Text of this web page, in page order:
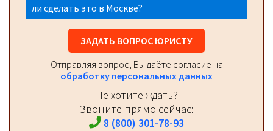
ли сделать это в Москве?
ЗАДАТЬ ВОПРОС ЮРИСТУ
Отправляя вопрос, Вы даёте согласие на
обработку персональных данных
Не хотите ждать?
Звоните прямо сейчас:
8 (800) 301-78-93